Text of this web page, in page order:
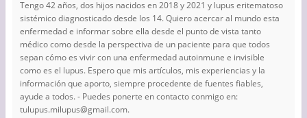
Tengo 42 años, dos hijos nacidos en 2018 y 2021 y lupus eritematoso
sistémico diagnosticado desde los 14. Quiero acercar al mundo esta
enfermedad e informar sobre ella desde el punto de vista tanto
médico como desde la perspectiva de un paciente para que todos
sepan cómo es vivir con una enfermedad autoinmune e invisible
como es el lupus. Espero que mis artículos, mis experiencias y la
información que aporto, siempre procedente de fuentes fiables,
ayude a todos. - Puedes ponerte en contacto conmigo en:
tulupus.milupus@gmail.com.